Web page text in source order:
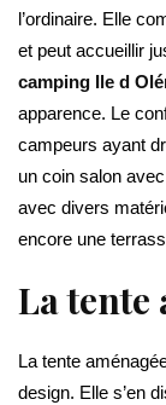
l’ordinaire. Elle
et peut accueillir
camping Ile d
apparence. Le
campeurs ayant
un coin salon
avec divers
encore une
La tente
La tente
design. Elle s’en